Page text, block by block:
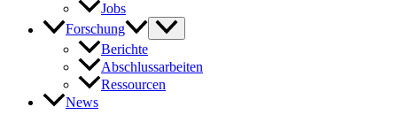
Jobs
Forschung
Berichte
Abschlussarbeiten
Ressourcen
News